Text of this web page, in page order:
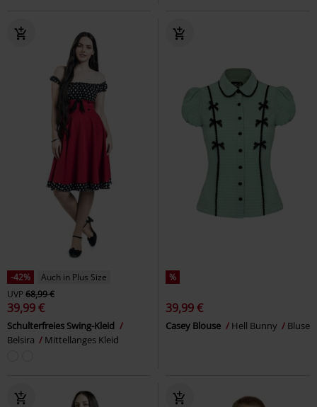
-42%
Auch in Plus Size
UVP68,99 €
39,99 €
Schulterfreies Swing-Kleid
Belsira
Mittellanges Kleid
%
39,99 €
Casey Blouse Hell Bunny Bluse